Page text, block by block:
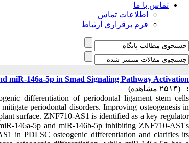
تماس با ما
اطلاعات تماس
فرم برقراری ارتباط
miR-146a-5p in Smad Signaling Pathway Activation
:
(۲۵۱۴ مشاهده)
differentiation of periodontal ligament stem cells
periodontal disorders. Improving osteogenesis in
surface. ZNF710-AS1 is identified as a key regulator
146a-5p and miR-146b-5p inhibiting ZNF710-AS1's
in PDLSC osteogenic differentiation and clarifies its